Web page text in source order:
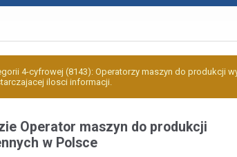
4-cyfrowej (8143): Operatorzy maszyn do produkcji
ilosci informacji.
Operator maszyn do produkcji
w Polsce